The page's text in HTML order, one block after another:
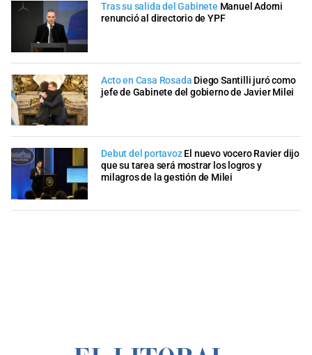
Tras su salida del Gabinete Manuel Adorni
renunció al directorio de YPF
Acto en Casa Rosada Diego Santilli juró como
jefe de Gabinete del gobierno de Javier Milei
Debut del portavoz El nuevo vocero Ravier dijo
que su tarea será mostrar los logros y
milagros de la gestión de Milei